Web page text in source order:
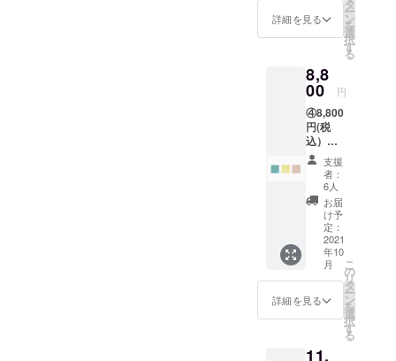
ます。
大き
×100c
m 生
地：二
重ガー
ゼ
CAMPF
IRE限定
で送料
無料で
す
詳細を見る
タ
ー
ン
を
選
択
す
る
8,8
00 円
④8,800
円(税
込）・
・・
きょう
くるみ
１枚・
革製風
呂敷
バッグ
用持ち
【TSUN
AGU】
レザー
うくる
支援
者：
6人
お届
け予
定：
2021
年10
月
詳細を見る
こ
の
リ
タ
ー
ン
を
選
択
す
る
11,